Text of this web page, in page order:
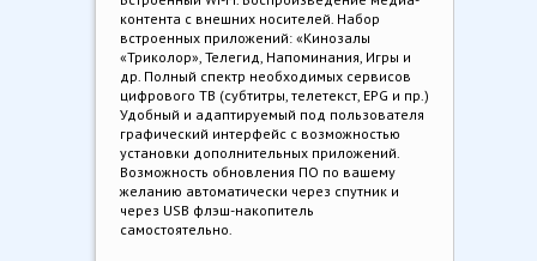
контента с внешних носителей. Набор
встроенных приложений: «Кинозалы
«Триколор», Телегид, Напоминания, Игры и
др. Полный спектр необходимых сервисов
цифрового ТВ (субтитры, телетекст, EPG и пр.)
Удобный и адаптируемый под пользователя
графический интерфейс с возможностью
установки дополнительных приложений.
Возможность обновления ПО по вашему
желанию автоматически через спутник и
через USB флэш-накопитель
самостоятельно.